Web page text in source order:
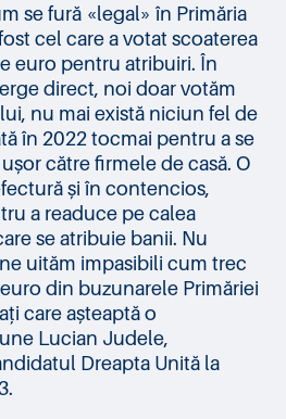
se fură «legal» în Primăria
cel care a votat scoaterea
euro pentru atribuiri. În
direct, noi doar votăm
nu mai există niciun fel de
în 2022 tocmai pentru a se
către firmele de casă. O
și în contencios,
a readuce pe calea
se atribuie banii. Nu
uităm impasibili cum trec
din buzunarele Primăriei
care așteaptă o
Lucian Judele,
Dreapta Unită la